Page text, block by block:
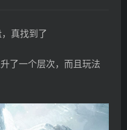
真找到了
了一个层次，而且玩法